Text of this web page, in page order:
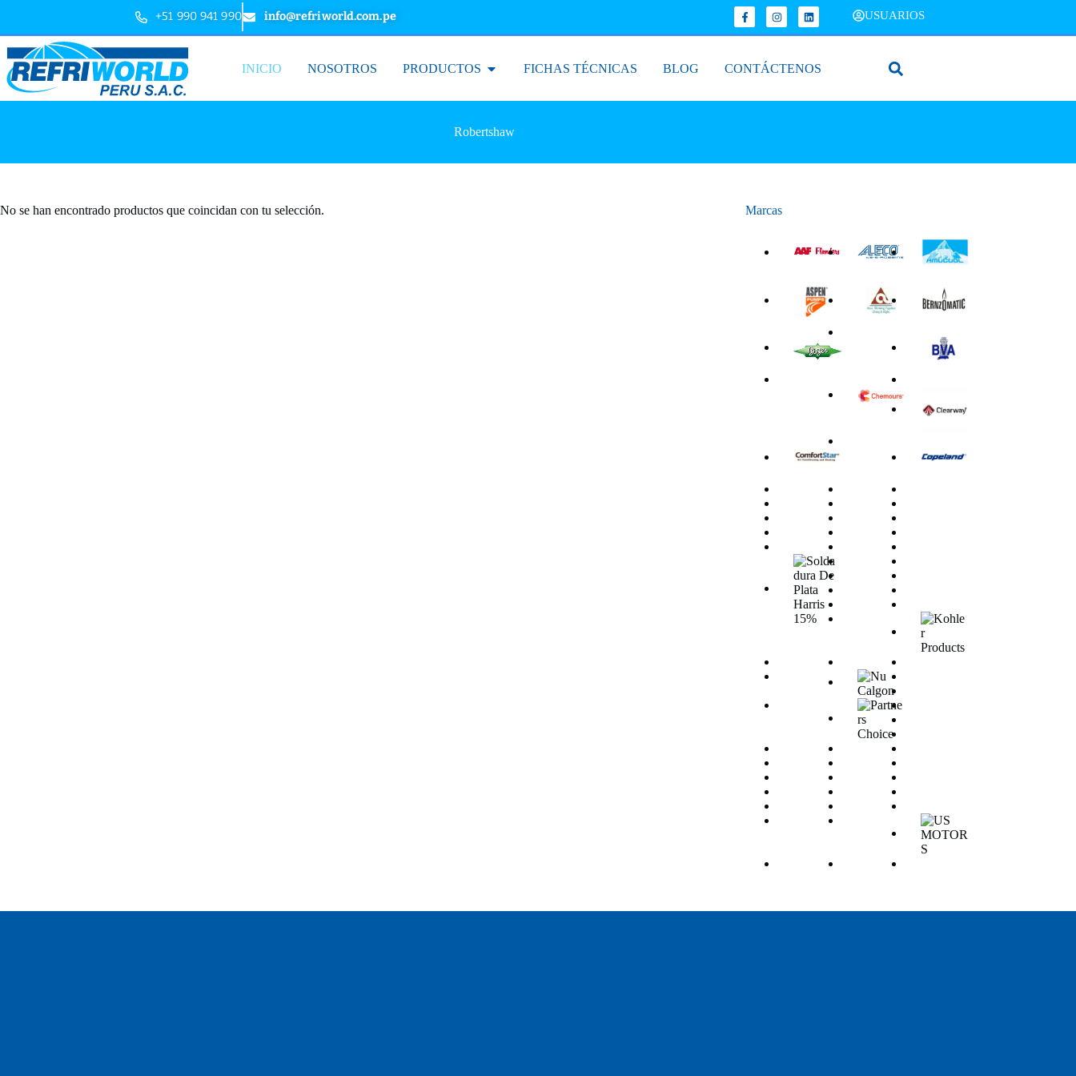
+51 990 941 990 info@refriworld.com.pe USUARIOS
INICIO NOSOTROS PRODUCTOS FICHAS TÉCNICAS BLOG CONTÁCTENOS
Robertshaw
No se han encontrado productos que coincidan con tu selección. Marcas